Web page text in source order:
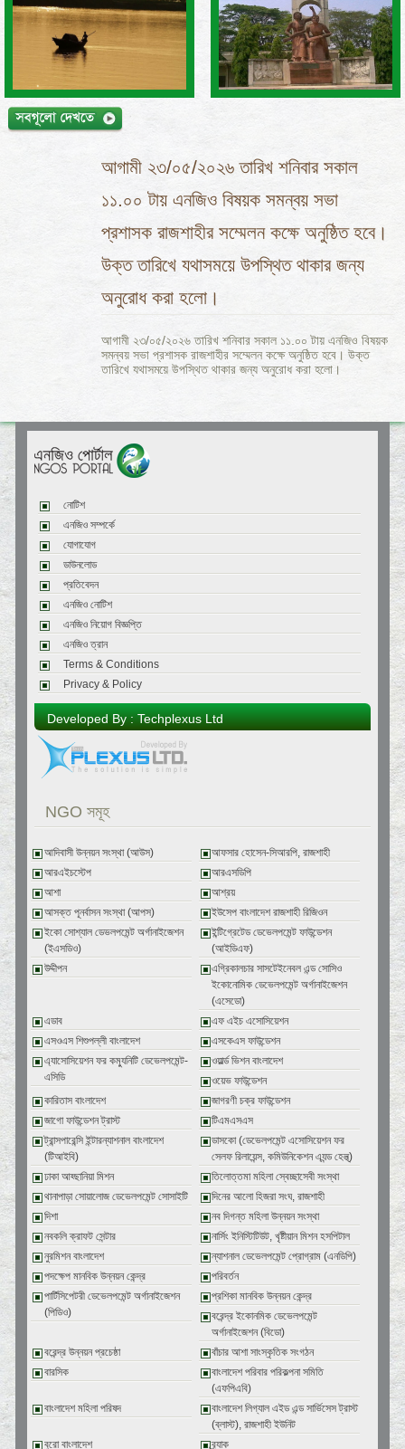
আগামী ২৩/০৫/২০২৬ তারিখ শনিবার সকাল
১১.০০ টায় এনজিও বিষয়ক সমন্বয় সভা
প্রশাসক রাজশাহীর সম্মেলন কক্ষে অনুষ্ঠিত হবে।
উক্ত তারিখে যথাসময়ে উপস্থিত থাকার জন্য
অনুরোধ করা হলো।
আগামী ২৩/০৫/২০২৬ তারিখ শনিবার সকাল ১১.০০ টায় এনজিও বিষয়ক
সমন্বয় সভা প্রশাসক রাজশাহীর সম্মেলন কক্ষে অনুষ্ঠিত হবে। উক্ত
তারিখে যথাসময়ে উপস্থিত থাকার জন্য অনুরোধ করা হলো।
নোটিশ
এনজিও সম্পর্কে
যোগাযোগ
ডাউনলোড
প্রতিবেদন
এনজিও নোটিশ
এনজিও নিয়োগ বিজ্ঞপ্তি
এনজিও ত্রান
Terms & Conditions
Privacy & Policy
Developed By : Techplexus Ltd
NGO সমূহ
আদিবাসী উন্নয়ন সংস্থা (আউস)
আফসার হোসেন-সিআরপি, রাজশাহী
আরএইচস্টেপ
আরএসডিপি
আশা
আশ্রয়
আসক্ত পূনর্বাসন সংস্থা (আপস)
ইউসেপ বাংলাদেশ রাজশাহী রিজিওন
ইকো সোশ্যাল ডেভলপমেন্ট অর্গানাইজেশন
(ইএসডিও)
ইন্টিগ্রেটেড ডেভেলপমেন্ট ফাউন্ডেশন
(আইডিএফ)
উদ্দীপন
এগ্রিকালচার সাসটেইনেবল এন্ড সোসিও
ইকোনোমিক ডেভেলপমেন্ট অর্গানাইজেশন
(এসেডো)
এডাব
এফ এইচ এসোসিয়েশন
এসওএস শিশুপল্লী বাংলাদেশ
এসকেএস ফাউন্ডেশন
এ্যাসোসিয়েশন ফর কম্যুনিটি ডেভেলপমেন্ট-
এসিডি
ওয়ার্ল্ড ভিশন বাংলাদেশ
ওয়েভ ফাউন্ডেশন
কারিতাস বাংলাদেশ
জাগরণী চক্র ফাউন্ডেশন
জাগো ফাউন্ডেশন ট্রাস্ট
টিএমএসএস
ট্রান্সপারেন্সি ইন্টারন্যাশনাল বাংলাদেশ
(টিআইবি)
ডাসকো (ডেভেলপমেন্ট এসোসিয়েশন ফর
সেলফ রিলায়েন্স, কমিউনিকেশন এ্যন্ড হেল্থ্)
ঢাকা আহ্ছানিয়া মিশন
তিলোত্তমা মহিলা স্বেচ্ছাসেবী সংস্থা
থানাপাড়া সোয়ালোজ ডেভেলপমেন্ট সোসাইটি
দিনের আলো হিজরা সংঘ, রাজশাহী
দিশা
নব দিগন্ত মহিলা উন্নয়ন সংস্থা
নবকলি ক্রাফট সেন্টার
নার্সিং ইনিস্টিটিউট, খৃষ্টীয়ান মিশন হসপিটাল
নুরমিশন বাংলাদেশ
ন্যাশনাল ডেভেলপমেন্ট প্রোগ্রাম (এনডিপি)
পদক্ষেপ মানবিক উন্নয়ন কেন্দ্র
পরিবর্তন
পার্টিসিপেটরী ডেভেলপমেন্ট অর্গানাইজেশন
(পিডিও)
প্রশিকা মানবিক উন্নয়ন কেন্দ্র
বরেন্দ্র ইকোনমিক ডেভেলপমেন্ট
অর্গানাইজেশন (বিডো)
বরেন্দ্র উন্নয়ন প্রচেষ্ঠা
বাঁচার আশা সাংস্কৃতিক সংগঠন
বারসিক
বাংলাদেশ পরিবার পরিকল্পনা সমিতি
(এফপিএবি)
বাংলাদেশ মহিলা পরিষদ
বাংলাদেশ লিগ্যাল এইড এন্ড সার্ভিসেস ট্রাস্ট
(ব্লাস্ট), রাজশাহী ইউনিট
বুরো বাংলাদেশ
ব্র্যাক